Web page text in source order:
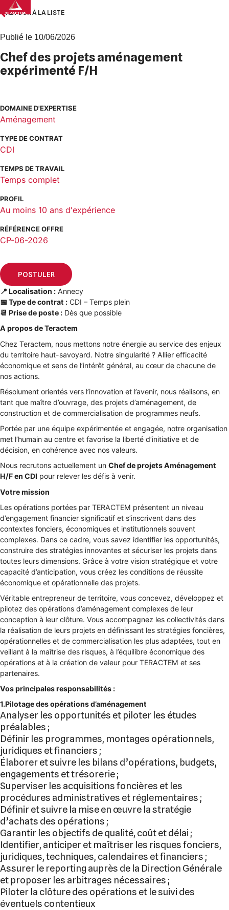
Skip
toRETOUR À LA LISTE
Publié le 10/06/2026
Chef des projets aménagement
expérimenté F/H
DOMAINE D'EXPERTISE
Aménagement
TYPE DE CONTRAT
CDI
TEMPS DE TRAVAIL
Temps complet
PROFIL
Au moins 10 ans d'expérience
RÉFÉRENCE OFFRE
CP-06-2026
POSTULER
📍 Localisation : Annecy
📅 Type de contrat : CDI – Temps plein
📆 Prise de poste : Dès que possible
A propos de Teractem
Chez Teractem, nous mettons notre énergie au service des enjeux
du territoire haut-savoyard. Notre singularité ? Allier efficacité
économique et sens de l’intérêt général, au cœur de chacune de
nos actions.
Résolument orientés vers l’innovation et l’avenir, nous réalisons, en
tant que maître d’ouvrage, des projets d’aménagement, de
construction et de commercialisation de programmes neufs.
Portée par une équipe expérimentée et engagée, notre organisation
met l’humain au centre et favorise la liberté d’initiative et de
décision, en cohérence avec nos valeurs.
Nous recrutons actuellement un Chef de projets Aménagement
H/F en CDI pour relever les défis à venir.
Votre mission
Les opérations portées par TERACTEM présentent un niveau
d’engagement financier significatif et s’inscrivent dans des
contextes fonciers, économiques et institutionnels souvent
complexes. Dans ce cadre, vous savez identifier les opportunités,
construire des stratégies innovantes et sécuriser les projets dans
toutes leurs dimensions. Grâce à votre vision stratégique et votre
capacité d’anticipation, vous créez les conditions de réussite
économique et opérationnelle des projets.
Véritable entrepreneur de territoire, vous concevez, développez et
pilotez des opérations d’aménagement complexes de leur
conception à leur clôture. Vous accompagnez les collectivités dans
la réalisation de leurs projets en définissant les stratégies foncières,
opérationnelles et de commercialisation les plus adaptées, tout en
veillant à la maîtrise des risques, à l’équilibre économique des
opérations et à la création de valeur pour TERACTEM et ses
partenaires.
Vos principales responsabilités :
1.Pilotage des opérations d’aménagement
Analyser les opportunités et piloter les études
préalables ;
Définir les programmes, montages opérationnels,
juridiques et financiers ;
Élaborer et suivre les bilans d’opérations, budgets,
engagements et trésorerie ;
Superviser les acquisitions foncières et les
procédures administratives et réglementaires ;
Définir et suivre la mise en œuvre la stratégie
d’achats des opérations ;
Garantir les objectifs de qualité, coût et délai ;
Identifier, anticiper et maîtriser les risques fonciers,
juridiques, techniques, calendaires et financiers ;
Assurer le reporting auprès de la Direction Générale
et proposer les arbitrages nécessaires ;
Piloter la clôture des opérations et le suivi des
éventuels contentieux